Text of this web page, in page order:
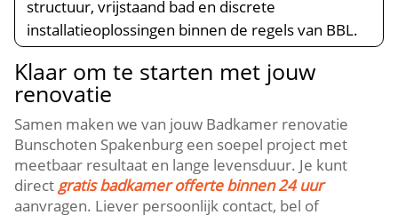
structuur, vrijstaand bad en discrete
installatieoplossingen binnen de regels van BBL.​
Klaar om te starten met jouw
renovatie
Samen maken we van jouw Badkamer renovatie
Bunschoten Spakenburg een soepel project met
meetbaar resultaat en lange levensduur.​ Je kunt
direct gratis badkamer offerte binnen 24 uur
aanvragen.​ Liever persoonlijk contact, bel of